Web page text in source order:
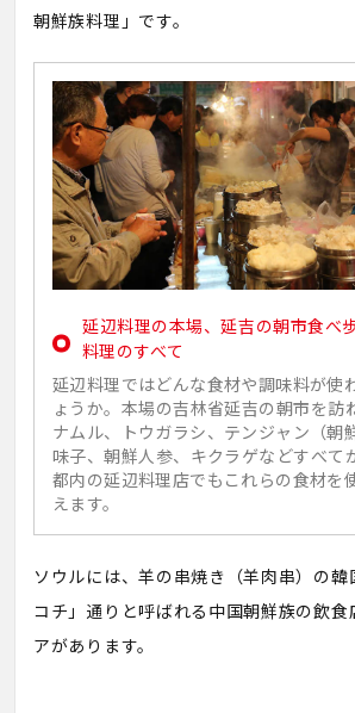
朝鮮族料理」です。
延辺料理の本場、延吉の朝市食べ
料理のすべて
延辺料理ではどんな食材や調味料が使
ょうか。本場の吉林省延吉の朝市を訪
ナムル、トウガラシ、テンジャン（朝
味子、朝鮮人参、キクラゲなどすべて
都内の延辺料理店でもこれらの食材を
えます。
ソウルには、羊の串焼き（羊肉串）の韓
コチ」通りと呼ばれる中国朝鮮族の飲食
アがあります。